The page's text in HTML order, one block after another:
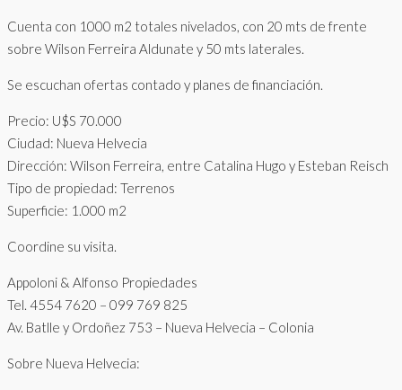
Cuenta con 1000 m2 totales nivelados, con 20 mts de frente
sobre Wilson Ferreira Aldunate y 50 mts laterales.
Se escuchan ofertas contado y planes de financiación.
Precio: U$S 70.000
Ciudad: Nueva Helvecia
Dirección: Wilson Ferreira, entre Catalina Hugo y Esteban Reisch
Tipo de propiedad: Terrenos
Superficie: 1.000 m2
Coordine su visita.
Appoloni & Alfonso Propiedades
Tel. 4554 7620 – 099 769 825
Av. Batlle y Ordoñez 753 – Nueva Helvecia – Colonia
Sobre Nueva Helvecia: